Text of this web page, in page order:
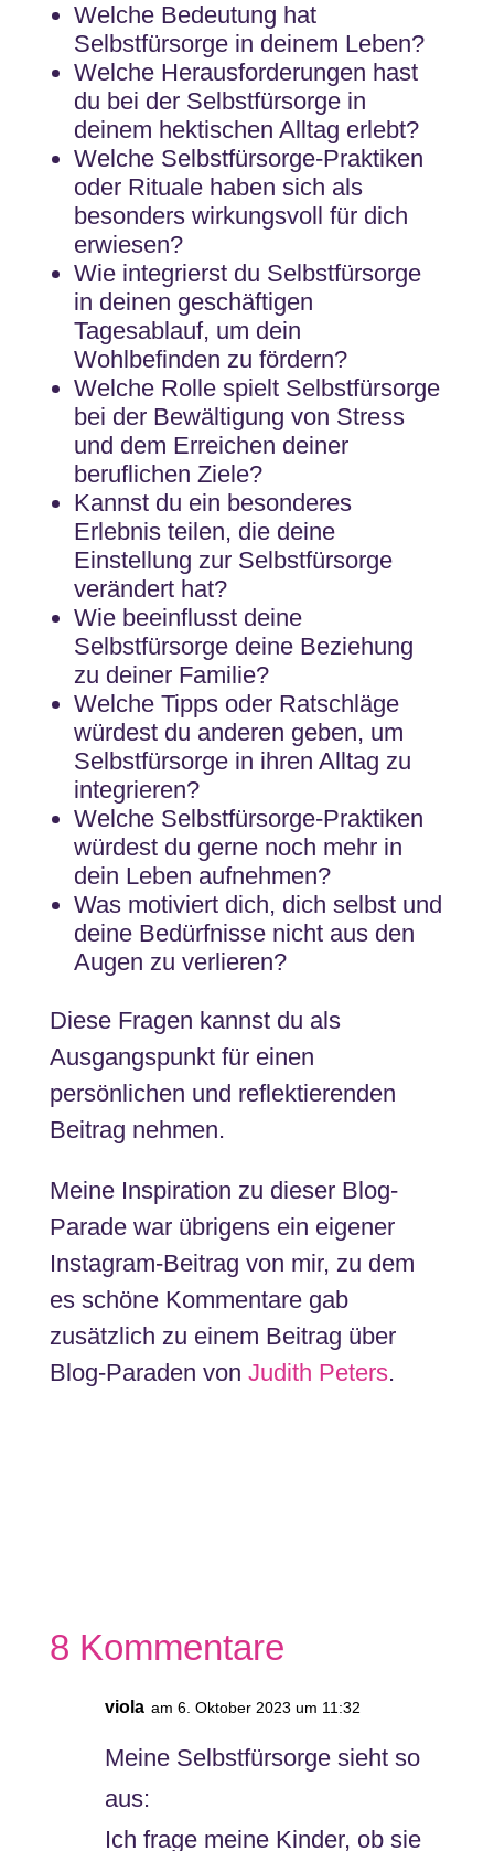
Welche Bedeutung hat
Selbstfürsorge in deinem Leben?
Welche Herausforderungen hast
du bei der Selbstfürsorge in
deinem hektischen Alltag erlebt?
Welche Selbstfürsorge-Praktiken
oder Rituale haben sich als
besonders wirkungsvoll für dich
erwiesen?
Wie integrierst du Selbstfürsorge
in deinen geschäftigen
Tagesablauf, um dein
Wohlbefinden zu fördern?
Welche Rolle spielt Selbstfürsorge
bei der Bewältigung von Stress
und dem Erreichen deiner
beruflichen Ziele?
Kannst du ein besonderes
Erlebnis teilen, die deine
Einstellung zur Selbstfürsorge
verändert hat?
Wie beeinflusst deine
Selbstfürsorge deine Beziehung
zu deiner Familie?
Welche Tipps oder Ratschläge
würdest du anderen geben, um
Selbstfürsorge in ihren Alltag zu
integrieren?
Welche Selbstfürsorge-Praktiken
würdest du gerne noch mehr in
dein Leben aufnehmen?
Was motiviert dich, dich selbst und
deine Bedürfnisse nicht aus den
Augen zu verlieren?
Diese Fragen kannst du als
Ausgangspunkt für einen
persönlichen und reflektierenden
Beitrag nehmen.
Meine Inspiration zu dieser Blog-
Parade war übrigens ein eigener
Instagram-Beitrag von mir, zu dem
es schöne Kommentare gab
zusätzlich zu einem Beitrag über
Blog-Paraden von Judith Peters.
8 Kommentare
viola am 6. Oktober 2023 um 11:32
Meine Selbstfürsorge sieht so
aus:
Ich frage meine Kinder, ob sie